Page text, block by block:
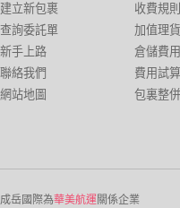
建立新包裹
查詢委託單
新手上路
聯絡我們
網站地圖
收費規則
加值理
倉儲費用
費用試算
包裏整
成岳國際為華美航運關係企業